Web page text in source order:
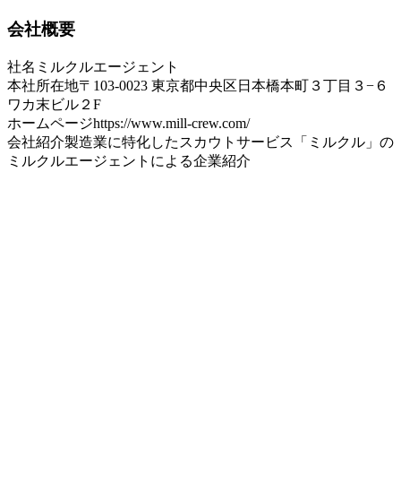
会社概要
社名 ミルクルエージェント
本社所在地〒103-0023 東京都中央区日本橋本町３丁目３−６
ワカ末ビル２F
ホームページhttps://www.mill-crew.com/
会社紹介製造業に特化したスカウトサービス「ミルクル」の
ミルクルエージェントによる企業紹介